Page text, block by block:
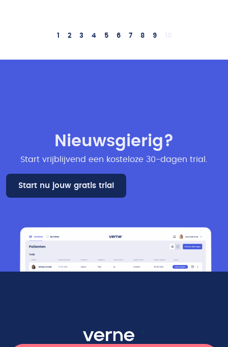
1 2 3 4 5 6 7 8 9
Nieuwsgierig?
Start vrijblijvend een kosteloze 30-dagen trial​.
Start nu jouw gratis trial